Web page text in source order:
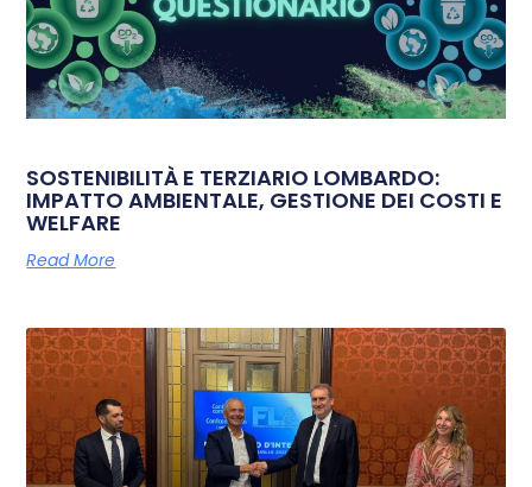
SOSTENIBILITÀ E TERZIARIO LOMBARDO:
IMPATTO AMBIENTALE, GESTIONE DEI COSTI E
WELFARE
Read More